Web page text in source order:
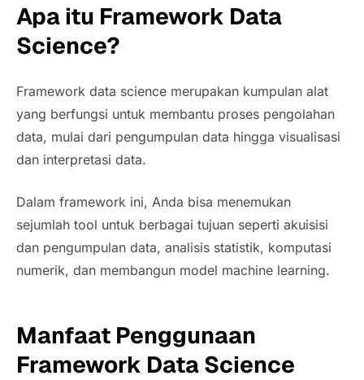
Apa itu Framework Data
Science?
Framework data science merupakan kumpulan alat
yang berfungsi untuk membantu proses pengolahan
data, mulai dari pengumpulan data hingga visualisasi
dan interpretasi data.
Dalam framework ini, Anda bisa menemukan
sejumlah tool untuk berbagai tujuan seperti akuisisi
dan pengumpulan data, analisis statistik, komputasi
numerik, dan membangun model machine learning.
Manfaat Penggunaan
Framework Data Science